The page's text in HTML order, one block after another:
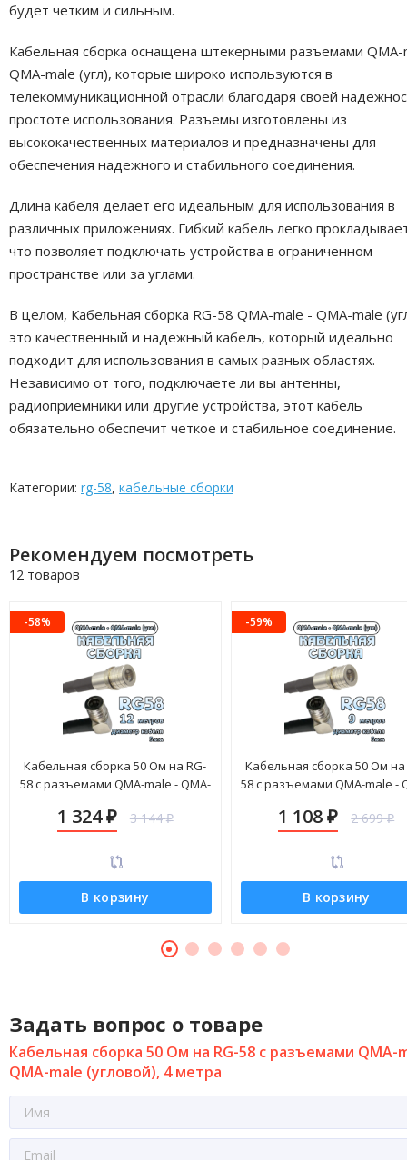
будет четким и сильным.
Кабельная сборка оснащена штекерными разъемами QMA-
QMA-male (угл), которые широко используются в
телекоммуникационной отрасли благодаря своей
простоте использования. Разъемы изготовлены из
высококачественных материалов и предназначены для
обеспечения надежного и стабильного соединения.
Длина кабеля делает его идеальным для использования в
различных приложениях. Гибкий кабель легко
что позволяет подключать устройства в ограниченном
пространстве или за углами.
В целом, Кабельная сборка RG-58 QMA-male - QMA-male
это качественный и надежный кабель, который идеально
подходит для использования в самых разных областях.
Независимо от того, подключаете ли вы антенны,
радиоприемники или другие устройства, этот кабель
обязательно обеспечит четкое и стабильное соединение.
Категории: rg-58, кабельные сборки
Рекомендуем посмотреть
12 товаров
-58%
Кабельная сборка 50 Ом на RG-
58 с разъемами QMA-male - QMA-
1 324 ₽ 3 144₽
В корзину
-59%
Кабельная сборка 50 Ом на
58 с разъемами QMA-male -
1 108₽ 2 699₽
В корзину
Задать вопрос о товаре
Кабельная сборка 50 Ом на RG-58 с разъемами QMA-
QMA-male (угловой), 4 метра